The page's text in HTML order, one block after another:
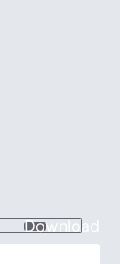
Download